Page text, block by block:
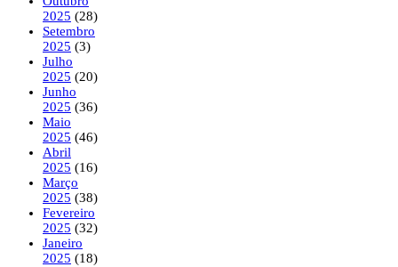
2025 (28)
Setembro
2025 (3)
Julho
2025 (20)
Junho
2025 (36)
Maio
2025 (46)
Abril
2025 (16)
Março
2025 (38)
Fevereiro
2025 (32)
Janeiro
2025 (18)